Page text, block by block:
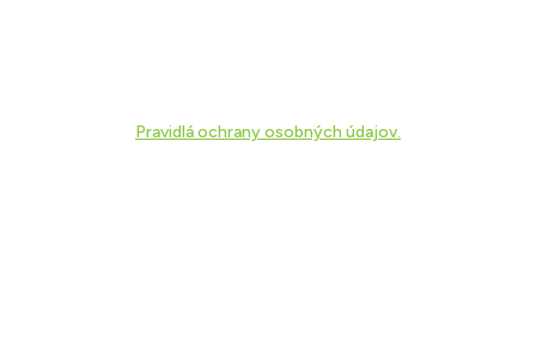
Pravidlá ochrany osobných údajov.